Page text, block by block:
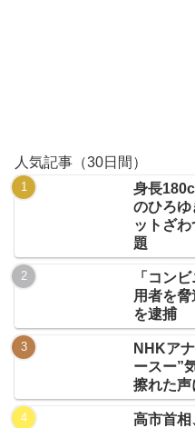
人気記事（30日間）
身長
のひろゆ
ットざ
題
「コン
用者を
を逮捕
NHKア
ースー”
擦れた声
高市首